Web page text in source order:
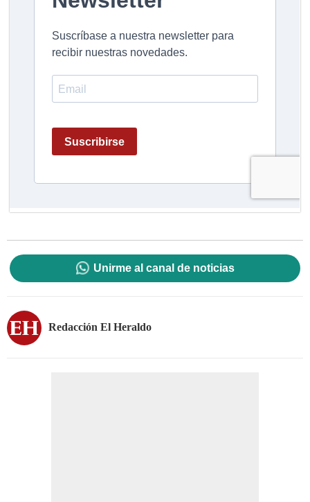
Unirme al canal de noticias
Redacción El Heraldo